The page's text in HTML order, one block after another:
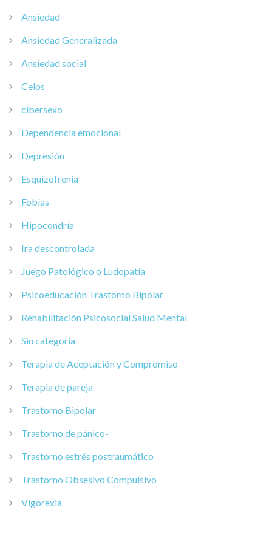
Ansiedad
Ansiedad Generalizada
Ansiedad social
Celos
cibersexo
Dependencia emocional
Depresión
Esquizofrenia
Fobias
Hipocondría
Ira descontrolada
Juego Patológico o Ludopatía
Psicoeducación Trastorno Bipolar
Rehabilitación Psicosocial Salud Mental
Sin categoría
Terapia de Aceptación y Compromiso
Terapia de pareja
Trastorno Bipolar
Trastorno de pánico-
Trastorno estrés postraumático
Trastorno Obsesivo Compulsivo
Vigorexia